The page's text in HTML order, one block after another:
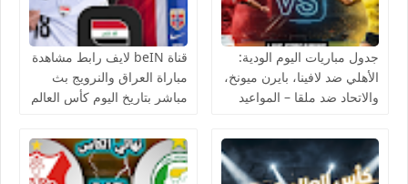
جدول مباريات اليوم الودية:
الأهلي ضد لافينا، بايرن ميونخ،
والاتحاد ضد ملقا – المواعيد
قناة beIN لايف رابط مشاهدة
مباراة العراق والنرويج بث
مباشر بتاريخ اليوم كأس العالم